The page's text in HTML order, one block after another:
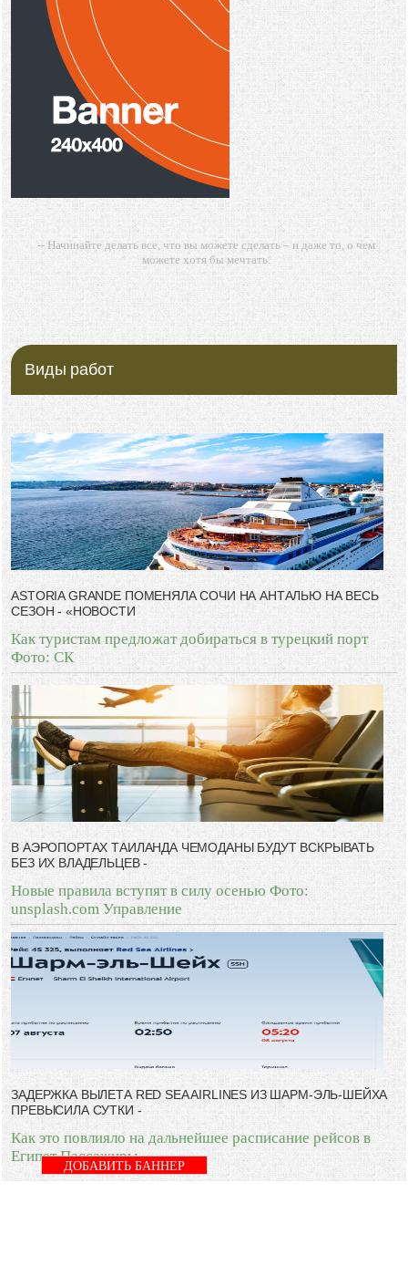
-- Начинайте делать все, что вы можете сделать – и даже то, о чем
можете хотя бы мечтать.
-- Все дело в мыслях. Мысль — начало всего. И мыслями можно
управлять. И поэтому главное дело совершенствования: работать над
мыслями.
-- Идите уверенно по направлению к мечте. Живите той жизнью,
глупость. Из всех страхов самый пугающий — самолюбование.
-- Лучшее, что можно сделать с хорошим советом, это пропустить его
мимо ушей. Он никогда не бывает полезен никому, кроме того, кто его
дал.
-- Люблю давать советы и очень не люблю, когда их дают мне.
Виды работ
ASTORIA GRANDE ПОМЕНЯЛА СОЧИ НА АНТАЛЬЮ НА ВЕСЬ
СЕЗОН - «НОВОСТИ
Как туристам предложат добираться в турецкий порт
Фото: СК
В АЭРОПОРТАХ ТАИЛАНДА ЧЕМОДАНЫ БУДУТ ВСКРЫВАТЬ
БЕЗ ИХ ВЛАДЕЛЬЦЕВ -
Новые правила вступят в силу осенью Фото:
unsplash.com Управление
ЗАДЕРЖКА ВЫЛЕТА RED SEA AIRLINES ИЗ ШАРМ-ЭЛЬ-ШЕЙХА
ПРЕВЫСИЛА СУТКИ -
Как это повлияло на дальнейшее расписание рейсов в
Египет Пассажиры
ДОБАВИТЬ БАННЕР